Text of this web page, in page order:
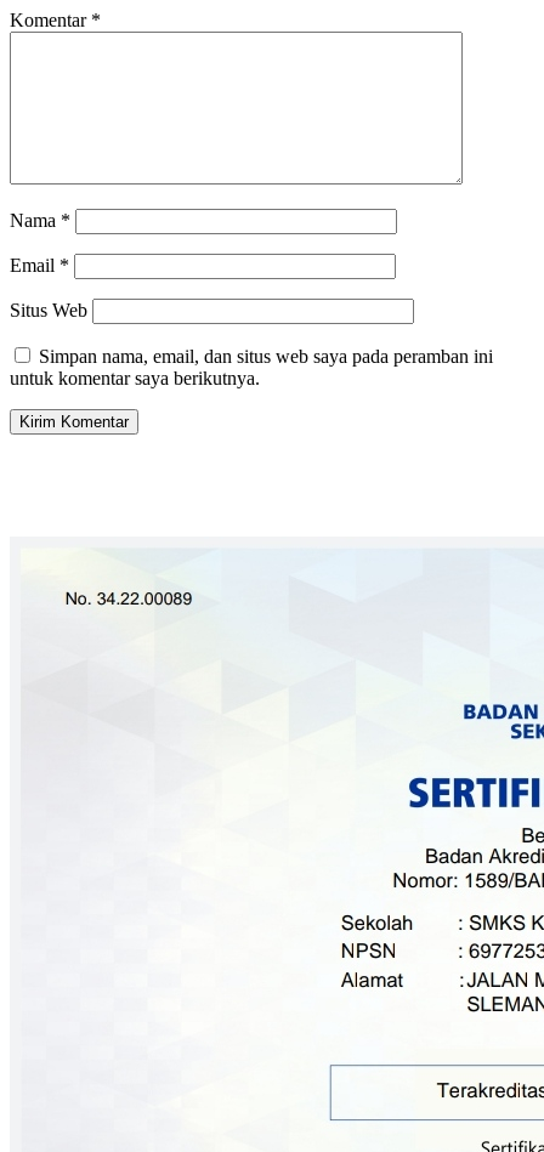
Komentar *
Nama *
Email *
Situs Web
Simpan nama, email, dan situs web saya pada peramban ini
untuk komentar saya berikutnya.